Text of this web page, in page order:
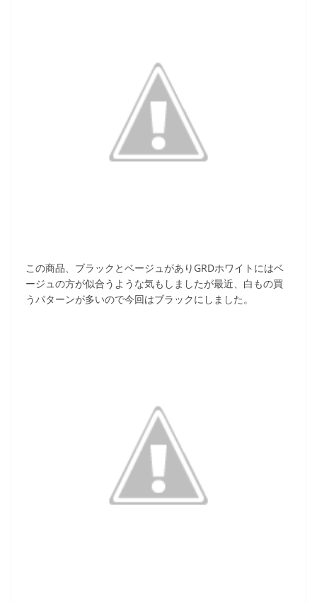
この商品、ブラックとベージュがありGRDホワイトにはベ
ージュの方が似合うような気もしましたが最近、白もの買
うパターンが多いので今回はブラックにしました。